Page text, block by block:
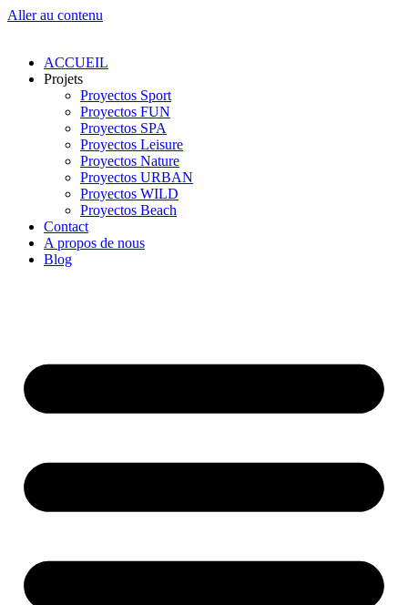
Aller au contenu
ACCUEIL
Projets
Proyectos Sport
Proyectos FUN
Proyectos SPA
Proyectos Leisure
Proyectos Nature
Proyectos URBAN
Proyectos WILD
Proyectos Beach
Contact
A propos de nous
Blog